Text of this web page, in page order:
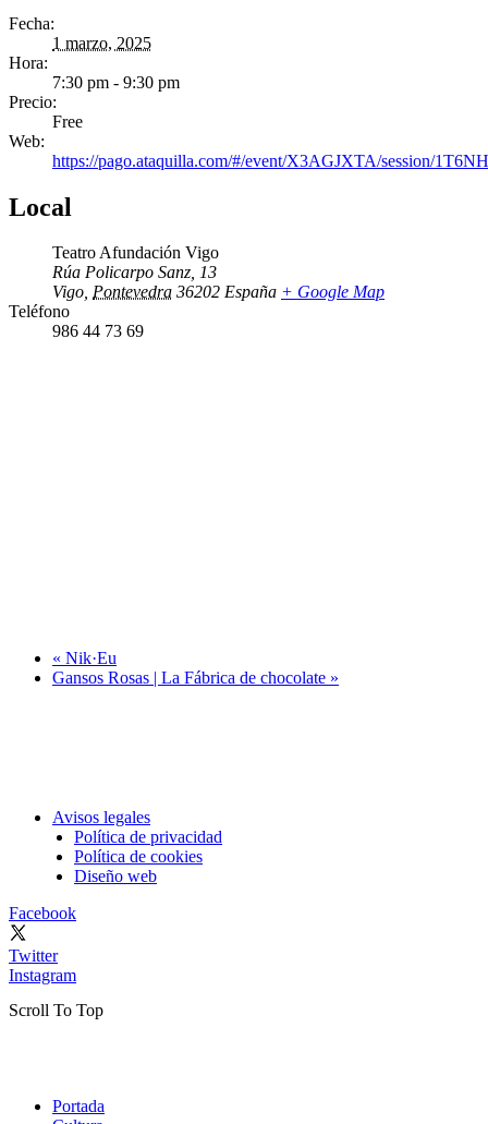
Fecha:
1 marzo, 2025
Hora:
7:30 pm - 9:30 pm
Precio:
Free
Web:
https://pago.ataquilla.com/#/event/X3AGJXTA/session/
Local
Teatro Afundación Vigo
Rúa Policarpo Sanz, 13
Vigo, Pontevedra 36202 España + Google Map
Teléfono
986 44 73 69
« Nik·Eu
Gansos Rosas | La Fábrica de chocolate »
Avisos legales
Política de privacidad
Política de cookies
Diseño web
Facebook
Twitter
Instagram
Scroll To Top
Portada